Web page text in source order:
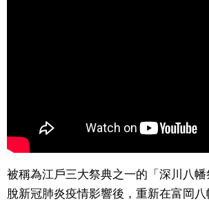
文化
科學技術
被稱為江戶三大祭典之一的「深川八
脫新冠肺炎疫情影響後，重新在富岡